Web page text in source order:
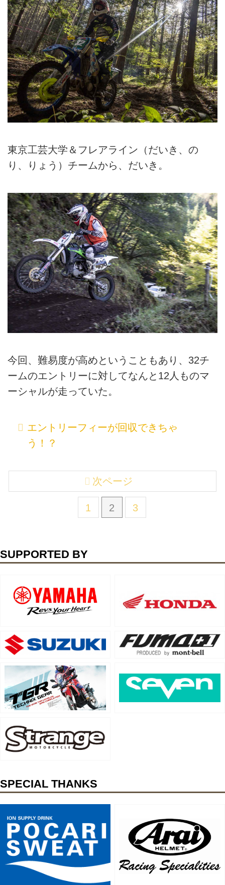
東京工芸大学＆フレアライン（だいき、の
り、りょう）チームから、だいき。
今回、難易度が高めということもあり、32チ
ームのエントリーに対してなんと12人ものマ
ーシャルが走っていた。
エントリーフィーが回収できちゃ
う！？
1 2 3
次ページ
SUPPORTED BY
SPECIAL THANKS